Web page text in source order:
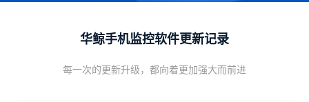
华鲸手机监控软件更新记录
每一次的更新升级，都向着更加强大而前进